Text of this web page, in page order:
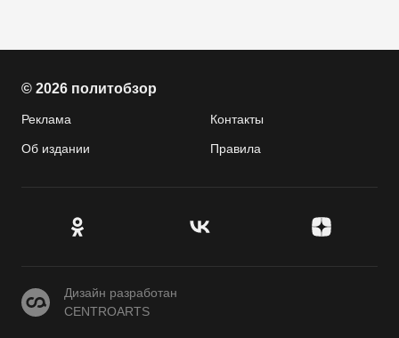
© 2026 политобзор
Реклама Контакты
Об издании Правила
CENTROARTS